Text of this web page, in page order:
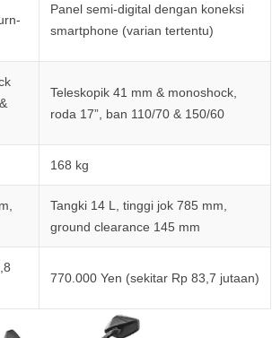
Panel semi-digital dengan koneksi
smartphone (varian tertentu)
Teleskopik 41 mm & monoshock,
roda 17”, ban 110/70 & 150/60
168 kg
Tangki 14 L, tinggi jok 785 mm,
ground clearance 145 mm
770.000 Yen (sekitar Rp 83,7 jutaan)